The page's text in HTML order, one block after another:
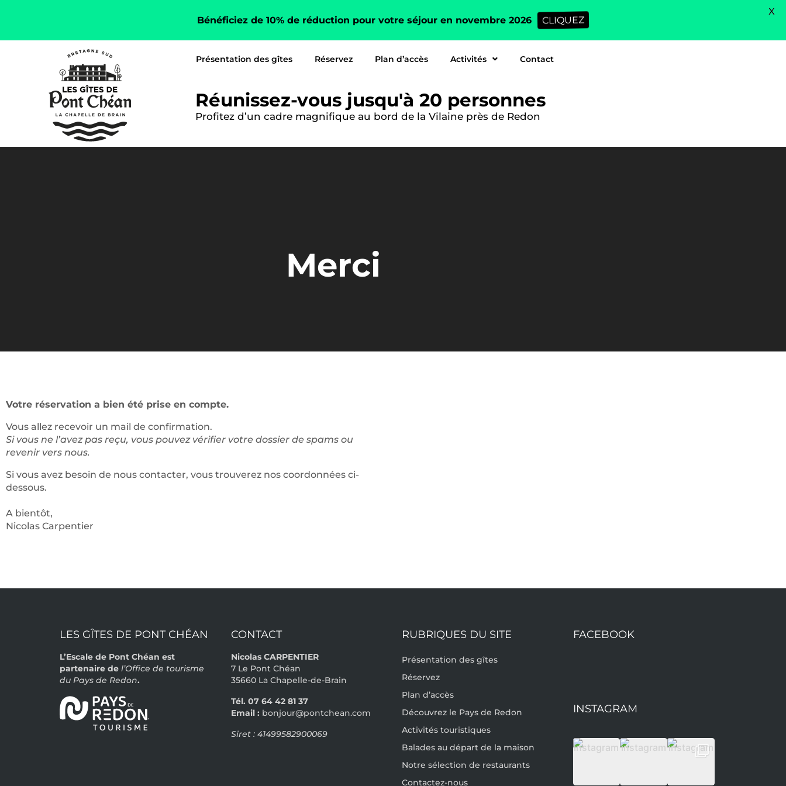
Présentation des gîtes Réservez Plan d’accès Activités Contact
Réunissez-vous jusqu'à 20 personnes
Profitez d’un cadre magnifique au bord de la Vilaine près de Redon
Merci
Votre réservation a bien été prise en compte.
Vous allez recevoir un mail de confirmation.
Si vous ne l’avez pas reçu, vous pouvez vérifier votre dossier de spams ou
revenir vers nous.
Si vous avez besoin de nous contacter, vous trouverez nos coordonnées ci-
dessous.
A bientôt,
Nicolas Carpentier
LES GÎTES DE PONT CHÉAN
L’Escale de Pont Chéan est
partenaire de l’Office de tourisme
du Pays de Redon.
.
CONTACT
Nicolas CARPENTIER
7 Le Pont Chéan
35660 La Chapelle-de-Brain
Tél. 07 64 42 81 37
Email : bonjour@pontchean.com
Siret : 41499582900069
RUBRIQUES DU SITE
Présentation des gîtes
Réservez
Plan d’accès
Découvrez le Pays de Redon
Activités touristiques
Balades au départ de la maison
Notre sélection de restaurants
Contactez-nous
FACEBOOK
INSTAGRAM
Bénéficiez de 10% de réduction pour votre séjour en novembre 2026 CLIQUEZ
X